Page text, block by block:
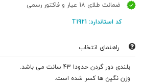
ضمانت طلای 18 عیار و فاکتور رسمی
کد استاندارد: T1921
راهنمای انتخاب
بلندی دور گردن حدودا 43 سانت می باشد.
وزن نگین ها کسر شده است.